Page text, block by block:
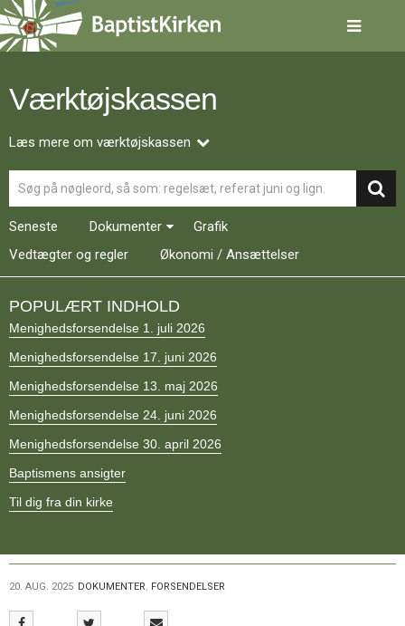
Spring
menu
over
tilbage
forsiden
1.0:
Forside
3.0:
Kalender
4.0:
Inspiration
5.0:
Værktøjskassen
7.0:
Om
BaptistKirken
8.0:
Kontakt
9.0:
Forside
10.0:
Nyheder
11.0:
Kalender
Inspiration
13.0:
Værktøjskassen
14.0:
Mission
BaptistKirken
Næste
27.
Værktøjskassen
Læs mere om værktøjskassen
Seneste Dokumenter
Grafik
Vedtægter og regler
Økonomi / Ansættelser
POPULÆRT INDHOLD
Menighedsforsendelse 1. juli 2026
Menighedsforsendelse 17. juni 2026
Menighedsforsendelse 13. maj 2026
Menighedsforsendelse 24. juni 2026
Menighedsforsendelse 30. april 2026
Baptismens ansigter
Til dig fra din kirke
20. AUG. 2025 DOKUMENTER, FORSENDELSER